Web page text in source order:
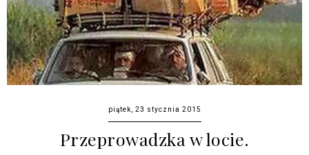
piątek, 23 stycznia 2015
Przeprowadzka w locie.